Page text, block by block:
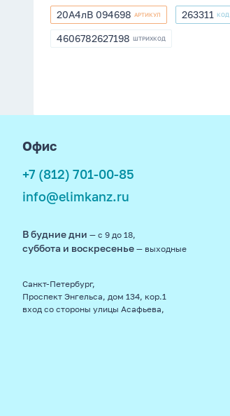
блоке,
глянц.лам.
20А4лВ
094698
20А4лВ 094698 АРТИКУЛ 263311
263311 КОД
4606782627198
4606782627198 ШТРИХКОД
Офис
+7 (812) 701-00-85
info@elimkanz.ru
В будние дни — с 9 до 18,
суббота и воскресенье — выходные
Санкт-Петербург,
Проспект Энгельса, дом 134, кор.1
вход со стороны улицы Асафьева,